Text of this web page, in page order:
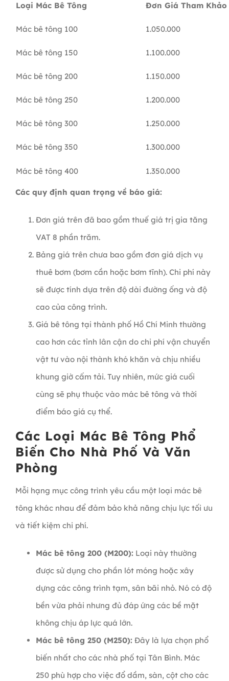
Loại Mác Bê Tông Đơn Giá Tham
Mác bê tông 100 1.050.000
Mác bê tông 150 1.100.000
Mác bê tông 200 1.150.000
Mác bê tông 250 1.200.000
Mác bê tông 300 1.250.000
Mác bê tông 350 1.300.000
Mác bê tông 400 1.350.000
Các quy định quan trọng về báo giá:
Đơn giá trên đã bao gồm thuế giá trị gia tăng
VAT 8 phần trăm.
Bảng giá trên chưa bao gồm đơn giá dịch vụ
thuê bơm (bơm cần hoặc bơm tĩnh). Chi phí này
sẽ được tính dựa trên độ dài đường ống và độ
cao của công trình.
Giá bê tông tại thành phố Hồ Chí Minh thường
cao hơn các tỉnh lân cận do chi phí vận chuyển
vật tư vào nội thành khó khăn và chịu nhiều
khung giờ cấm tải. Tuy nhiên, mức giá cuối
cùng sẽ phụ thuộc vào mác bê tông và thời
điểm báo giá cụ thể.
Các Loại Mác Bê Tông Phổ
Biến Cho Nhà Phố Và Văn
Phòng
Mỗi hạng mục công trình yêu cầu một loại mác bê
tông khác nhau để đảm bảo khả năng chịu lực tối ưu
và tiết kiệm chi phí.
Mác bê tông 200 (M200): Loại này thường
được sử dụng cho phần lót móng hoặc xây
dựng các công trình tạm, sân bãi nhỏ. Nó có độ
bền vừa phải nhưng đủ đáp ứng các bề mặt
không chịu áp lực quá lớn.
Mác bê tông 250 (M250): Đây là lựa chọn phổ
biến nhất cho các nhà phố tại Tân Bình. Mác
250 phù hợp cho việc đổ dầm, sàn, cột cho các